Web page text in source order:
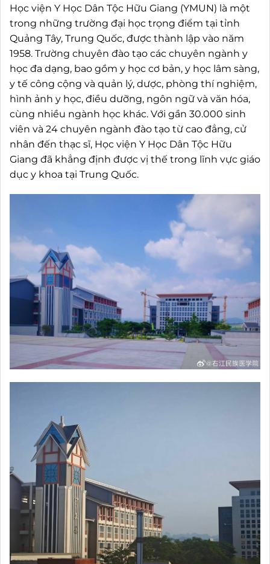
Học viện Y Học Dân Tộc Hữu Giang (YMUN) là một
trong những trường đại học trọng điểm tại tỉnh
Quảng Tây, Trung Quốc, được thành lập vào năm
1958. Trường chuyên đào tạo các chuyên ngành y
học đa dạng, bao gồm y học cơ bản, y học lâm sàng,
y tế công cộng và quản lý, dược, phòng thí nghiệm,
hình ảnh y học, điều dưỡng, ngôn ngữ và văn hóa,
cùng nhiều ngành học khác. Với gần 30.000 sinh
viên và 24 chuyên ngành đào tạo từ cao đẳng, cử
nhân đến thạc sĩ, Học viện Y Học Dân Tộc Hữu
Giang đã khẳng định được vị thế trong lĩnh vực giáo
dục y khoa tại Trung Quốc.